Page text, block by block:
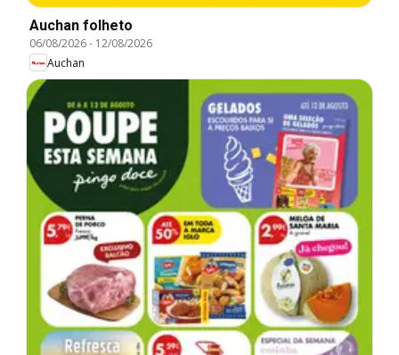
Auchan folheto
06/08/2026- 12/08/2026
Auchan